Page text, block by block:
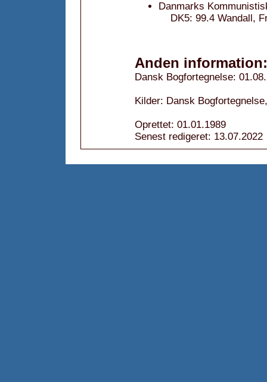
Danmarks
DK5: 99.4 Wandall,
Anden information:
Dansk Bogfortegnelse:
Kilder: Dansk
Oprettet: 01.01.1989
Senest redigeret: 13.07.2022